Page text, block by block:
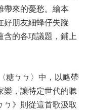
帶來的憂愁。繪本
好朋友細蜂仔失蹤
含的各項議題，鋪上
ㄅㄅ〉中，以略帶
樂，讓特定世代的聽
ㄅ》則從這首歌汲取